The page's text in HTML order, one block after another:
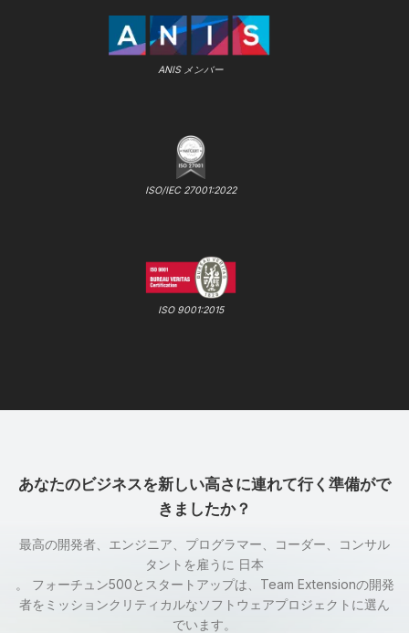
ANIS メンバー
ISO/IEC 27001:2022
ISO 9001:2015
あなたのビジネスを新しい高さに連れて行く準備がで
きましたか？
最高の開発者、エンジニア、プログラマー、コーダー、コンサル
タントを雇うに 日本
。 フォーチュン500とスタートアップは、Team Extensionの開発
者をミッションクリティカルなソフトウェアプロジェクトに選ん
でいます。